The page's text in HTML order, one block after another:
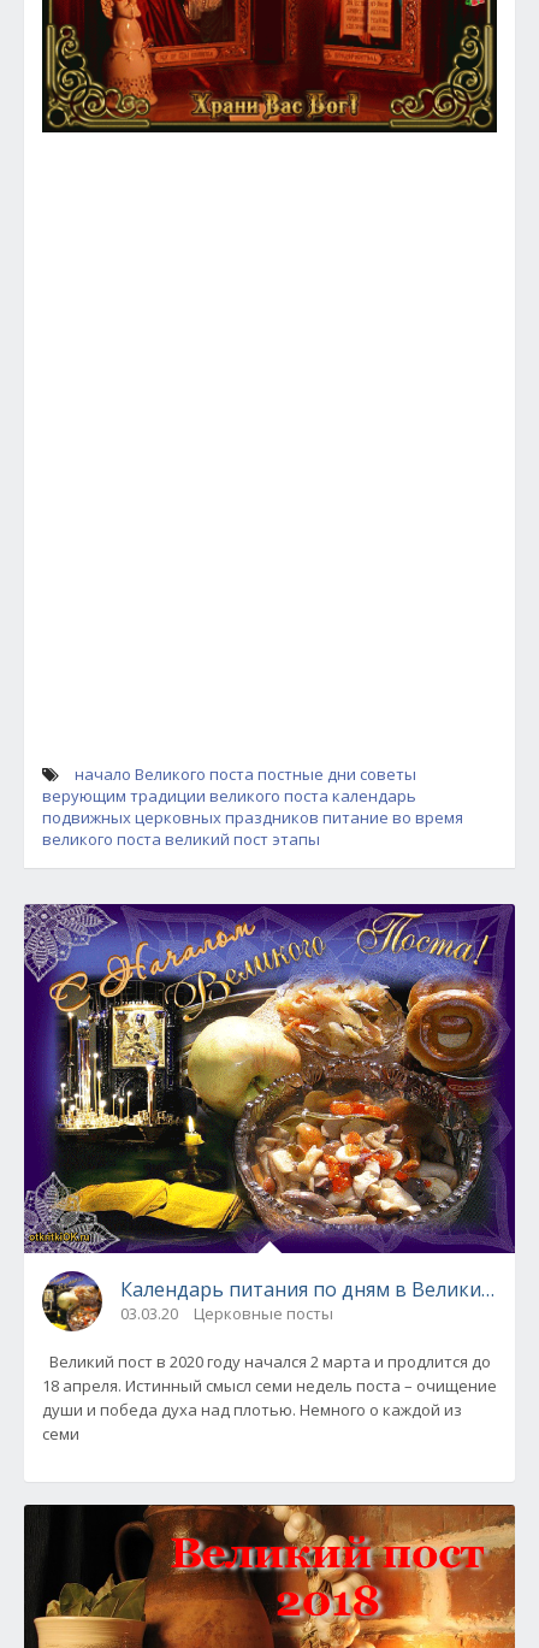
начало Великого поста постные дни советы
верующим традиции великого поста календарь
подвижных церковных праздников питание во время
великого поста великий пост этапы
Календарь питания по дням в Великий
03.03.20 Церковные посты
Великий пост в 2020 году начался 2 марта и продлится до
18 апреля. Истинный смысл семи недель поста – очищение
души и победа духа над плотью. Немного о каждой из
семи